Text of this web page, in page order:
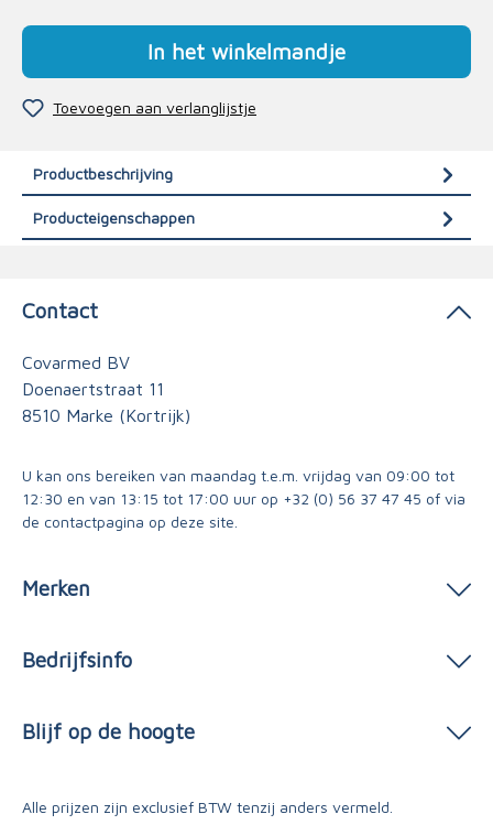
In het winkelmandje
Toevoegen aan verlanglijstje
Productbeschrijving
Producteigenschappen
Contact
Covarmed BV
Doenaertstraat 11
8510 Marke (Kortrijk)
U kan ons bereiken van maandag t.e.m. vrijdag van 09:00 tot
12:30 en van 13:15 tot 17:00 uur op +32 (0) 56 37 47 45 of via
de contactpagina op deze site.
Merken
Bedrijfsinfo
Blijf op de hoogte
Alle prijzen zijn exclusief BTW tenzij anders vermeld.